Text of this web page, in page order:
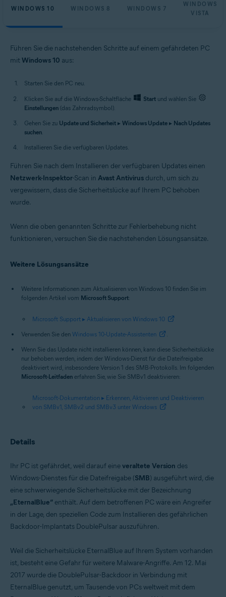
WINDOWS 10 WINDOWS 8 WINDOWS 7
WINDOWS
VISTA
Führen Sie die nachstehenden Schritte auf einem gefährdeten PC
mitWindows 10 aus:
Starten Sie den PC neu.
Klicken Sie auf die Windows-Schaltfläche Start und wählen Sie
Einstellungen (das Zahnradsymbol).
Gehen Sie zu Update und Sicherheit ▸ Windows Update ▸ Nach Updates
suchen.
Installieren Sie die verfügbaren Updates.
Führen Sie nach dem Installieren der verfügbaren Updates einen
Netzwerk-Inspektor-Scan in Avast Antivirus durch, um sich zu
vergewissern, dass die Sicherheitslücke auf Ihrem PC behoben
wurde.
Wenn die oben genannten Schritte zur Fehlerbehebung nicht
funktionieren, versuchen Sie die nachstehenden Lösungsansätze.
Weitere Lösungsansätze
Weitere Informationen zum Aktualisieren von Windows 10 finden Sie im
folgenden Artikel vom Microsoft Support:
Microsoft Support ▸ Aktualisieren von Windows 10
Verwenden Sie den Windows 10-Update-Assistenten
.
Wenn Sie das Update nicht installieren können, kann diese Sicherheitslücke
nur behoben werden, indem der Windows-Dienst für die Dateifreigabe
deaktiviert wird, insbesondere Version 1 des SMB-Protokolls. Im folgenden
Microsoft-Leitfaden erfahren Sie, wie Sie SMBv1 deaktivieren:
Microsoft-Dokumentation ▸ Erkennen, Aktivieren und Deaktivieren
von SMBv1, SMBv2 und SMBv3 unter Windows
Details
Ihr PC ist gefährdet, weil darauf eineveraltete Version des
Windows-Dienstes für die Dateifreigabe (SMB) ausgeführt wird, die
eine schwerwiegende Sicherheitslücke mit der Bezeichnung
„EternalBlue“ enthält. Auf dem betroffenen PC wäre ein Angreifer
in der Lage, den speziellen Code zum Installieren des gefährlichen
Backdoor-Implantats DoublePulsar auszuführen.
Weil die Sicherheitslücke EternalBlue auf Ihrem System vorhanden
ist, besteht eine Gefahr für weitere Malware-Angriffe. Am 12. Mai
2017 wurde die DoublePulsar-Backdoor in Verbindung mit
EternalBlue genutzt, um Tausende von PCs weltweit mit dem